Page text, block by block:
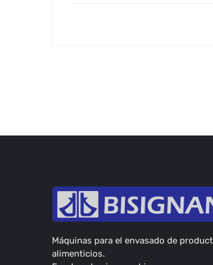
Máquinas para el envasado de
alimenticios.